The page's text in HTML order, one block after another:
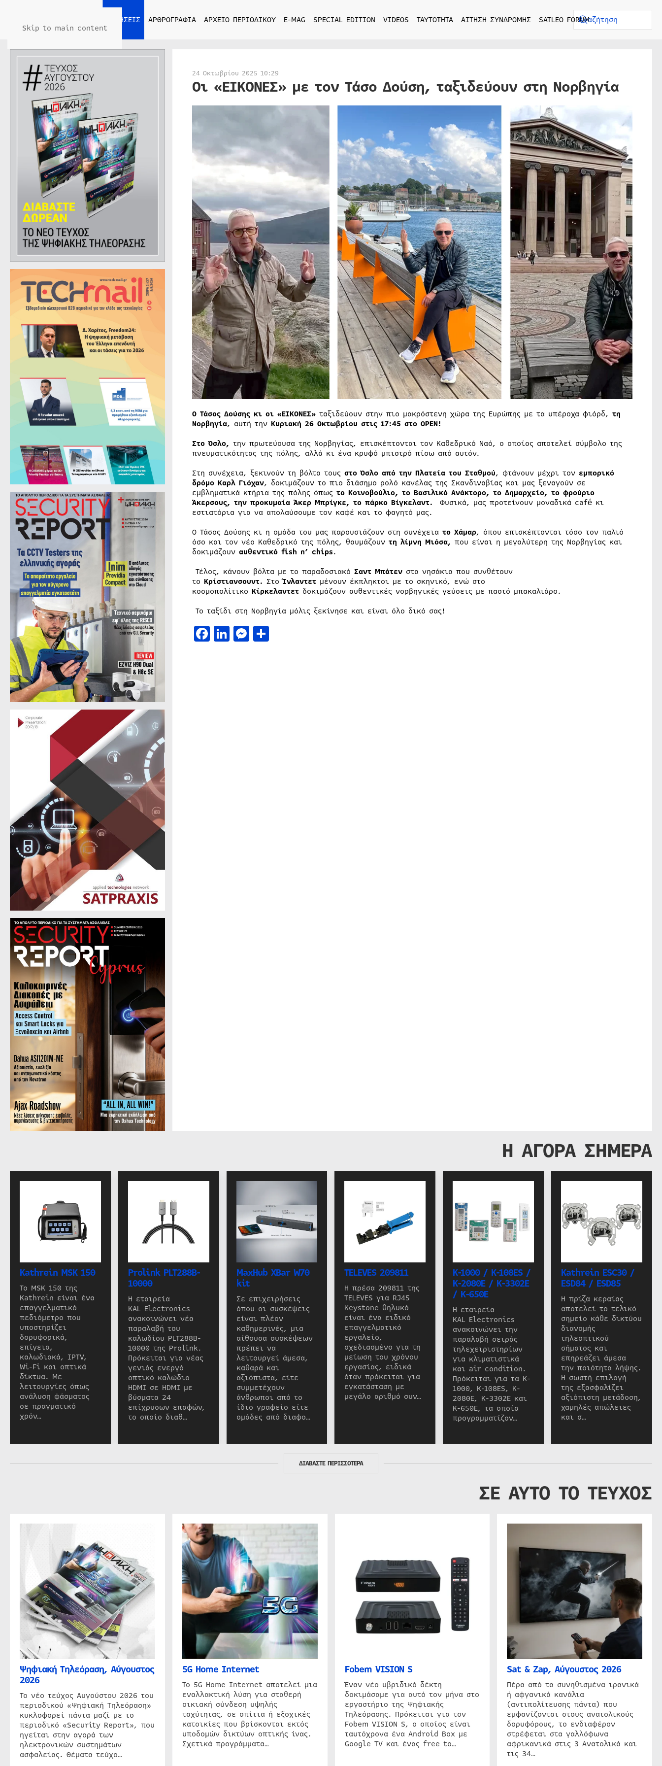
Skip to main content
ΕΙΔΗΣΕΙΣ ΑΡΘΡΟΓΡΑΦΙΑ ΑΡΧΕΙΟ ΠΕΡΙΟΔΙΚΟΥ E-MAG SPECIAL EDITION VIDEOS ΤΑΥΤΟΤΗΤΑ ΑΙΤΗΣΗ ΣΥΝΔΡΟΜΗΣ SATLEO FORUM
24 Οκτωβρίου 2025 10:29
Οι «ΕΙΚΟΝΕΣ» με τον Τάσο Δούση, ταξιδεύουν στη Νορβηγία
Ο Τάσος Δούσης κι οι «ΕΙΚΟΝΕΣ»ταξιδεύουν στην πιο μακρόστενη χώρα της Ευρώπης με τα υπέροχα φιόρδ, τη
Νορβηγία, αυτή την Κυριακή 26 Οκτωβρίου στις 17:45 στο OPEN!
Στο Όσλο, την πρωτεύουσα της Νορβηγίας, επισκέπτονται τον Καθεδρικό Ναό, ο οποίος αποτελεί σύμβολο της
πνευματικότητας της πόλης, αλλά κι ένα κρυφό μπιστρό πίσω από αυτόν.
Στη συνέχεια, ξεκινούν τη βόλτα τους στο Όσλο από την Πλατεία του Σταθμού, φτάνουν μέχρι τον εμπορικό
δρόμο Καρλ Γιόχαν, δοκιμάζουν το πιο διάσημο ρολό κανέλας της Σκανδιναβίας και μας ξεναγούν σε
εμβληματικά κτήρια της πόλης όπως το Κοινοβούλιο, το Βασιλικό Ανάκτορο, το Δημαρχείο, το φρούριο
Άκερσους, την προκυμαία Άκερ Μπρίγκε, το πάρκο Βίγκελαντ. Φυσικά, μας προτείνουν μοναδικά café κι
εστιατόρια για να απολαύσουμε τον καφέ και το φαγητό μας.
Ο Τάσος Δούσης κι η ομάδα του μας παρουσιάζουν στη συνέχεια το Χάμαρ, όπου επισκέπτονται τόσο τον παλιό
όσο και τον νέο Καθεδρικό της πόλης, θαυμάζουν τη λίμνη Μιόσα, που είναι η μεγαλύτερη της Νορβηγίας και
δοκιμάζουν αυθεντικό fish n’ chips.
Τέλος, κάνουν βόλτα με το παραδοσιακό Σαντ Μπάτενστα νησάκια που συνθέτουν
το Κρίστιανσουντ. ΣτοΊνλαντετμένουν έκπληκτοι με το σκηνικό, ενώ στο
κοσμοπολίτικο Κίρκελαντετ δοκιμάζουν αυθεντικές νορβηγικές γεύσεις με παστό μπακαλιάρο.
Το ταξίδι στη Νορβηγία μόλις ξεκίνησε και είναι όλο δικό σας!
Facebook
LinkedIn
Messenger
Μοιραστείτε
Η ΑΓΟΡΑ ΣΗΜΕΡΑ
Kathrein MSK 150
Το MSK 150 της
Kathrein είναι ένα
επαγγελματικό
πεδιόμετρο που
υποστηρίζει
δορυφορικά,
επίγεια,
καλωδιακά, IPTV,
Wi-Fi και οπτικά
δίκτυα. Με
λειτουργίες όπως
ανάλυση φάσματος
σε πραγματικό
χρόν…
Prolink PLT288B-
10000
Η εταιρεία
KAL Electronics
ανακοινώνει νέα
παραλαβή του
καλωδίου PLT288B-
10000 της Prolink.
Πρόκειται για νέας
γενιάς ενεργό
οπτικό καλώδιο
HDMI σε HDMI με
βύσματα 24
επίχρυσων επαφών,
το οποίο διαθ…
MaxHub XBar W70
kit
Σε επιχειρήσεις
όπου οι συσκέψεις
είναι πλέον
καθημερινές, μια
αίθουσα συσκέψεων
πρέπει να
λειτουργεί άμεσα,
καθαρά και
αξιόπιστα, είτε
συμμετέχουν
άνθρωποι από το
ίδιο γραφείο είτε
ομάδες από διαφο…
TELEVES 209811
Η πρέσα 209811 της
TELEVES για RJ45
Keystone θηλυκό
είναι ένα ειδικό
επαγγελματικό
εργαλείο,
σχεδιασμένο για τη
μείωση του χρόνου
εργασίας, ειδικά
όταν πρόκειται για
εγκατάσταση με
μεγάλο αριθμό συν…
K-1000 / K-108ES /
K-2080E / K-3302E
/ K-650E
Η εταιρεία
KAL Electronics
ανακοινώνει την
παραλαβή σειράς
τηλεχειριστηρίων
για κλιματιστικά
και air condition.
Πρόκειται για τα K-
1000, K-108ES, K-
2080E, K-3302E και
K-650E, τα οποία
προγραμματίζον…
Kathrein ESC30 /
ESD84 / ESD85
Η πρίζα κεραίας
αποτελεί το τελικό
σημείο κάθε δικτύου
διανομής
τηλεοπτικού
σήματος και
επηρεάζει άμεσα
την ποιότητα λήψης.
Η σωστή επιλογή
της εξασφαλίζει
αξιόπιστη μετάδοση,
χαμηλές απώλειες
και σ…
ΔΙΑΒΑΣΤΕ ΠΕΡΙΣΣΟΤΕΡΑ
ΣΕ ΑΥΤΟ ΤΟ ΤΕΥΧΟΣ
Ψηφιακή Τηλεόραση, Αύγουστος
2026
Το νέο τεύχος Αυγούστου 2026 του
περιοδικού «Ψηφιακή Τηλεόραση»
κυκλοφορεί πάντα μαζί με το
περιοδικό «Security Report», που
ηγείται στην αγορά των
ηλεκτρονικών συστημάτων
ασφαλείας. Θέματα τεύχο…
5G Home Internet
Το 5G Home Internet αποτελεί μια
εναλλακτική λύση για σταθερή
οικιακή σύνδεση υψηλής
ταχύτητας, σε σπίτια ή εξοχικές
κατοικίες που βρίσκονται εκτός
υποδομών δικτύων οπτικής ίνας.
Σχετικά προγράμματα…
Fobem VISION S
Έναν νέο υβριδικό δέκτη
δοκιμάσαμε για αυτό τον μήνα στο
εργαστήριο της Ψηφιακής
Τηλεόρασης. Πρόκειται για τον
Fobem VISION S, ο οποίος είναι
ταυτόχρονα ένα Android Box με
Google TV και ένας free to…
Sat & Zap, Αύγουστος 2026
Πέρα από τα συνηθισμένα ιρανικά
ή αφγανικά κανάλια
(αντιπολίτευσης πάντα) που
εμφανίζονται στους ανατολικούς
δορυφόρους, το ενδιαφέρον
στρέφεται στα γαλλόφωνα
αφρικανικά στις 3 Ανατολικά και
τις 34…